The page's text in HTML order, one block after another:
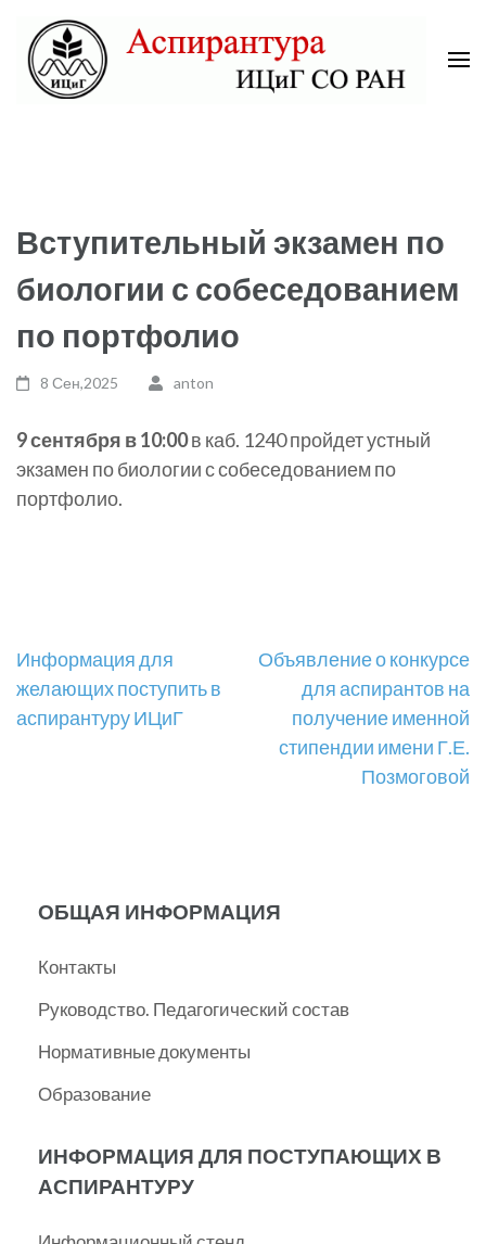
content
(Press
Вступительный экзамен по
биологии с собеседованием
по портфолио
8 Сен,2025 anton
9 сентября в 10:00в каб. 1240 пройдет устный
экзамен по биологии с собеседованием по
портфолио.
Навигация
по
Информация для
желающих поступить в
аспирантуру ИЦиГ
Объявление о конкурсе
для аспирантов на
получение именной
стипендии имени Г.Е.
Позмоговой
ОБЩАЯ ИНФОРМАЦИЯ
Контакты
Руководство. Педагогический состав
Нормативные документы
Образование
ИНФОРМАЦИЯ ДЛЯ ПОСТУПАЮЩИХ В
АСПИРАНТУРУ